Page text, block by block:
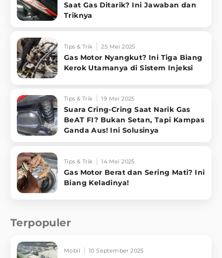
Saat Gas Ditarik? Ini Jawaban dan
Triknya
Tips & Trik 25 Mei 2025
Gas Motor Nyangkut? Ini Tiga Biang
Kerok Utamanya di Sistem Injeksi
Tips & Trik 19 Mei 2025
Suara Cring-Cring Saat Narik Gas
BeAT FI? Bukan Setan, Tapi Kampas
Ganda Aus! Ini Solusinya
Tips & Trik 14 Mei 2025
Gas Motor Berat dan Sering Mati? Ini
Biang Keladinya!
Terpopuler
Mobil 10 September 2025